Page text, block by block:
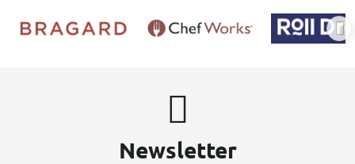
Newsletter